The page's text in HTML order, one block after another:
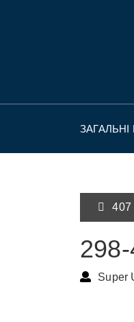
ЗАГАЛЬНІ
407
Super